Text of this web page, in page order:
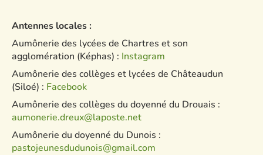
Antennes locales :
Aumônerie des lycées de Chartres et son
agglomération (Képhas) : Instagram
Aumônerie des collèges et lycées de Châteaudun
(Siloé) : Facebook
Aumônerie des collèges du doyenné du Drouais :
aumonerie.dreux@laposte.net
Aumônerie du doyenné du Dunois :
pastojeunesdudunois@gmail.com